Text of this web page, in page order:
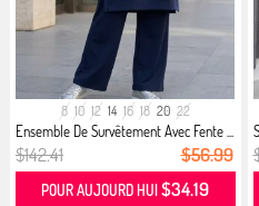
8 10 12 14 16 18 20 22
Ensemble De Survêtement Avec Fente ...
$142.41 $56.99
POUR AUJOURD HUI$34.19